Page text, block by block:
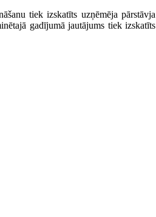
tiek izskatīts uzņēmēja pārstāvja
gadījumā jautājums tiek izskatīts